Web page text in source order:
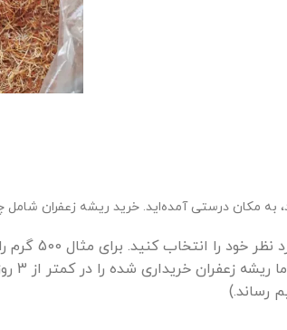
به مکان درستی آمده‌اید. خرید ریشه زعفران شامل
ابتدا
رساند.)